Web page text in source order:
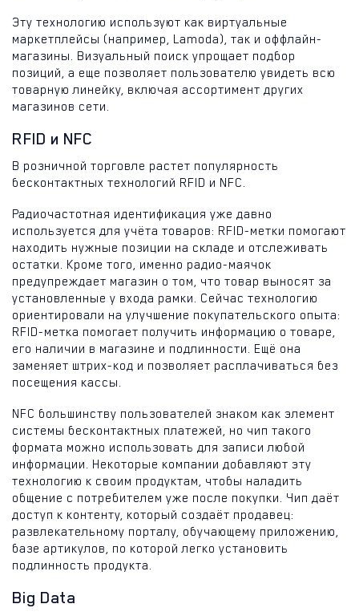
Эту технологию используют как виртуальные
маркетплейсы (например, Lamoda), так и оффлайн-
магазины. Визуальный поиск упрощает подбор
позиций, а еще позволяет пользователю увидеть всю
товарную линейку, включая ассортимент других
магазинов сети.
RFID и NFC
В розничной торговле растет популярность
бесконтактных технологий RFID и NFC.
Радиочастотная идентификация уже давно
используется для учёта товаров: RFID-метки помогают
находить нужные позиции на складе и отслеживать
остатки. Кроме того, именно радио-маячок
предупреждает магазин о том, что товар выносят за
установленные у входа рамки. Сейчас технологию
ориентировали на улучшение покупательского опыта:
RFID-метка помогает получить информацию о товаре,
его наличии в магазине и подлинности. Ещё она
заменяет штрих-код и позволяет расплачиваться без
посещения кассы.
NFC большинству пользователей знаком как элемент
системы бесконтактных платежей, но чип такого
формата можно использовать для записи любой
информации. Некоторые компании добавляют эту
технологию к своим продуктам, чтобы наладить
общение с потребителем уже после покупки. Чип даёт
доступ к контенту, который создаёт продавец:
развлекательному порталу, обучающему приложению,
базе артикулов, по которой легко установить
подлинность продукта.
Big Data